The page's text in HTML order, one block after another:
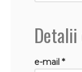
e-mail *